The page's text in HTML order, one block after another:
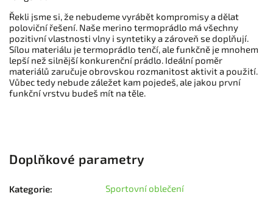
Řekli jsme si, že nebudeme vyrábět kompromisy a dělat
poloviční řešení. Naše merino termoprádlo má všechny
pozitivní vlastnosti vlny i syntetiky a zároveň se doplňují.
Sílou materiálu je termoprádlo tenčí, ale funkčně je mnohem
lepší než silnější konkurenční prádlo. Ideální poměr
materiálů zaručuje obrovskou rozmanitost aktivit a použití.
Vůbec tedy nebude záležet kam pojedeš, ale jakou první
funkční vrstvu budeš mít na těle.
Doplňkové parametry
Kategorie:
Sportovní oblečení